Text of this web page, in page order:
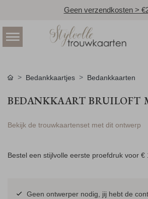
Geen verzendkosten >
Bedankkaartjes Bedankkaarten
BEDANKKAART BRUILOFT
Bekijk de trouwkaartenset met dit ontwerp
Bestel een stijlvolle eerste proefdruk voor €
Geen ontwerper nodig, jij hebt de